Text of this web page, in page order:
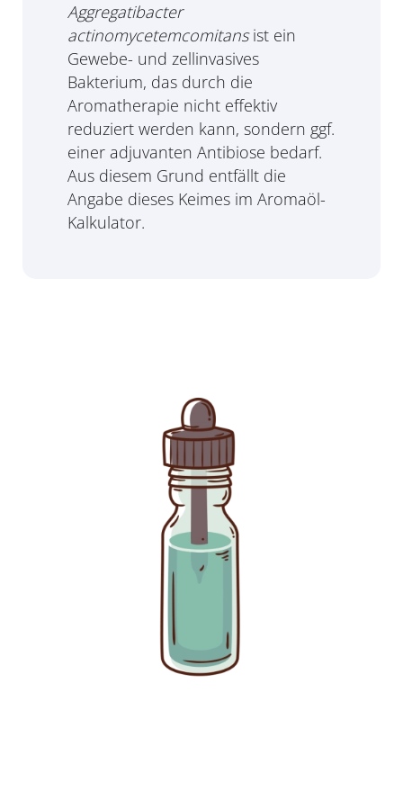
Aggregatibacter
actinomycetemcomitansist ein
Gewebe- und zellinvasives
Bakterium, das durch die
Aromatherapie nicht effektiv
reduziert werden kann, sondern ggf.
einer adjuvanten Antibiose bedarf.
Aus diesem Grund entfällt die
Angabe dieses Keimes im Aromaöl-
Kalkulator.